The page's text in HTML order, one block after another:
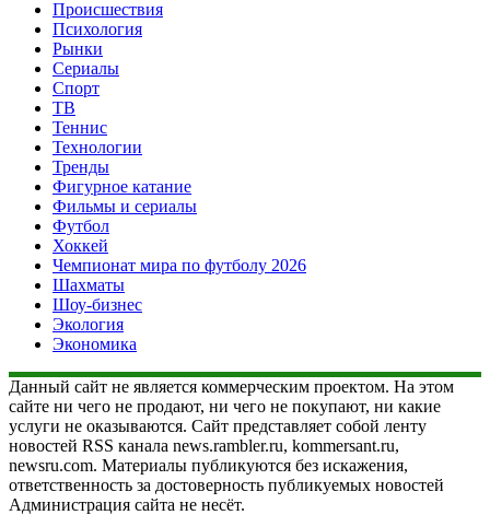
Происшествия
Психология
Рынки
Сериалы
Спорт
ТВ
Теннис
Технологии
Тренды
Фигурное катание
Фильмы и сериалы
Футбол
Хоккей
Чемпионат мира по футболу 2026
Шахматы
Шоу-бизнес
Экология
Экономика
Данный сайт не является коммерческим проектом. На этом
сайте ни чего не продают, ни чего не покупают, ни какие
услуги не оказываются. Сайт представляет собой ленту
новостей RSS канала news.rambler.ru, kommersant.ru,
newsru.com. Материалы публикуются без искажения,
ответственность за достоверность публикуемых новостей
Администрация сайта не несёт.